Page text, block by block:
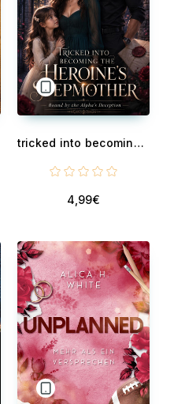
tricked into becoming the heroine's stepmother - Bound by the Alpha’s Deception
4,99€